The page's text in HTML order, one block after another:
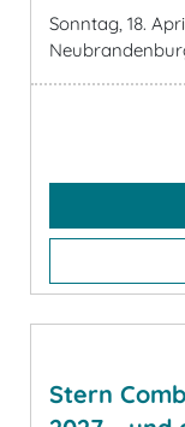
Sonntag, 18.
Stern